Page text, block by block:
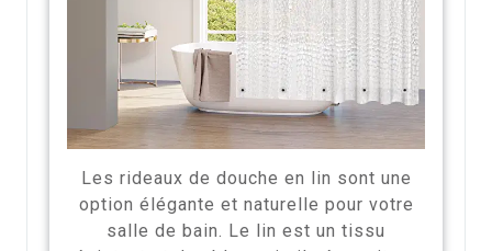
Les rideaux de douche en lin sont une
option élégante et naturelle pour votre
salle de bain. Le lin est un tissu